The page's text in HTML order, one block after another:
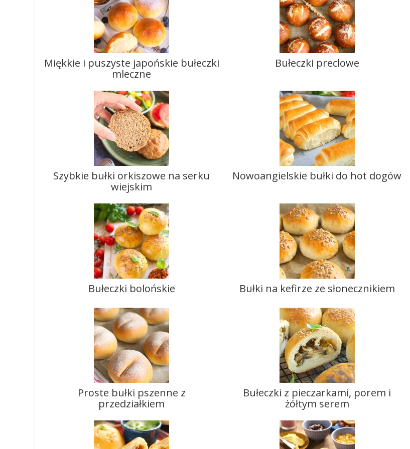
Miękkie i puszyste japońskie bułeczki
mleczne
Bułeczki preclowe
Szybkie bułki orkiszowe na serku
wiejskim
Nowoangielskie bułki do hot dogów
Bułeczki bolońskie Bułki na kefirze ze słonecznikiem
Proste bułki pszenne z
przedziałkiem
Bułeczki z pieczarkami, porem i
żółtym serem